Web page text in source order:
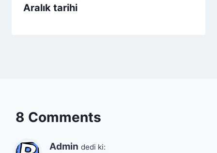
Aralık tarihi
8 Comments
Admin dedi ki: